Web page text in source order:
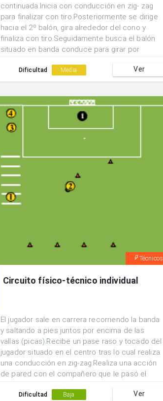
continuada.Inicia con conducción en zig- zag
para finalizar con tiro.Posteriormente se dirige
hacia el 2º balón, gira alrededor del cono y
finaliza con tiro.Seguidamente busca el balón
situado en banda conduce para girar por
recoge el 4º balón y tras conducir entrega para
que su compañero inicie el circuito.
Dificultad Media Ver
Técnicos
Circuito físico-técnico individual
El jugador sale en carrera recorriendo la banda
y saltando a pies juntos por encima de las
vallas (picas).Recibe un pase raso y tocado del
jugador situado en el centro tras lo cual realiza
una conducción en zig-zag.Realiza una acción
de pared con el compañero que le pasó el
haber realizado una acción técnica de
Dificultad Baja Ver